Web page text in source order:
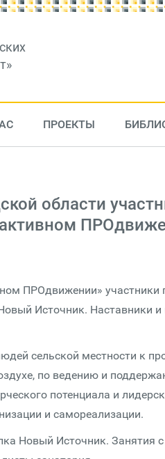
ПРОЕКТЫ
области
ПРОдвижении»
Источник. Наставники
сельской местности к
по ведению и
потенциала и
и самореализации.
Новый Источник. Занятия с